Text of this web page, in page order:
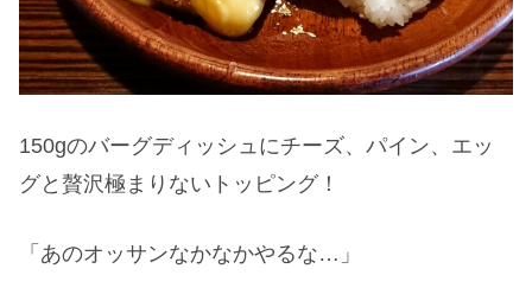
150gのバーグディッシュにチーズ、パイン、エッ
グと贅沢極まりないトッピング！
「あのオッサンなかなかやるな…」